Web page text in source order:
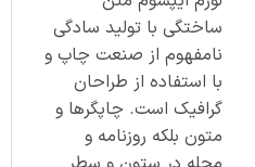
ساختگی با تولید سادگی
نامفهوم از صنعت چاپ و
با استفاده از طراحان
گرافیک است. چاپگرها و
متون بلکه روزنامه و